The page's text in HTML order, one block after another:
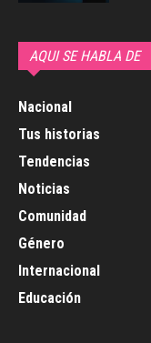
AQUI SE HABLA DE
Nacional
Tus historias
Tendencias
Noticias
Comunidad
Género
Internacional
Educación